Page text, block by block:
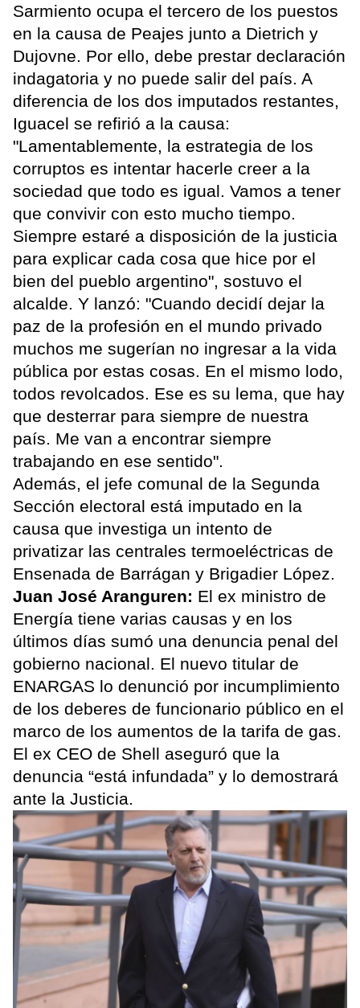
Sarmiento ocupa el tercero de los puestos
en la causa de Peajes junto a Dietrich y
Dujovne. Por ello, debe prestar declaración
indagatoria y no puede salir del país. A
diferencia de los dos imputados restantes,
Iguacel se refirió a la causa:
"Lamentablemente, la estrategia de los
corruptos es intentar hacerle creer a la
sociedad que todo es igual. Vamos a tener
que convivir con esto mucho tiempo.
Siempre estaré a disposición de la justicia
para explicar cada cosa que hice por el
bien del pueblo argentino", sostuvo el
alcalde. Y lanzó: "Cuando decidí dejar la
paz de la profesión en el mundo privado
muchos me sugerían no ingresar a la vida
pública por estas cosas. En el mismo lodo,
todos revolcados. Ese es su lema, que hay
que desterrar para siempre de nuestra
país. Me van a encontrar siempre
trabajando en ese sentido".
Además, el jefe comunal de la Segunda
Sección electoral está imputado en la
causa que investiga un intento de
privatizar las centrales termoeléctricas de
Ensenada de Barrágan y Brigadier López.
Juan José Aranguren: El ex ministro de
Energía tiene varias causas y en los
últimos días sumó una denuncia penal del
gobierno nacional. El nuevo titular de
ENARGAS lo denunció por incumplimiento
de los deberes de funcionario público en el
marco de los aumentos de la tarifa de gas.
El ex CEO de Shell aseguró que la
denuncia “está infundada” y lo demostrará
ante la Justicia.